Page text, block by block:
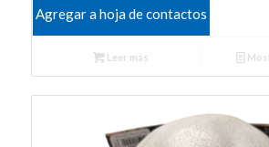
Agregar a hoja de contactos
Leer más